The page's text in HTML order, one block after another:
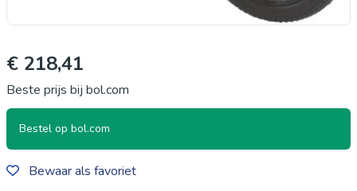
€ 218,41
Beste prijs bij bol.com
Bestel op bol.com
Bewaar als favoriet